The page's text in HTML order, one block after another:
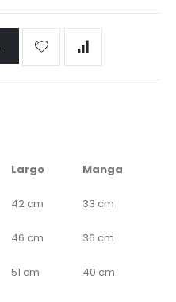
Largo Manga
42 cm 33 cm
46 cm 36 cm
51 cm 40 cm